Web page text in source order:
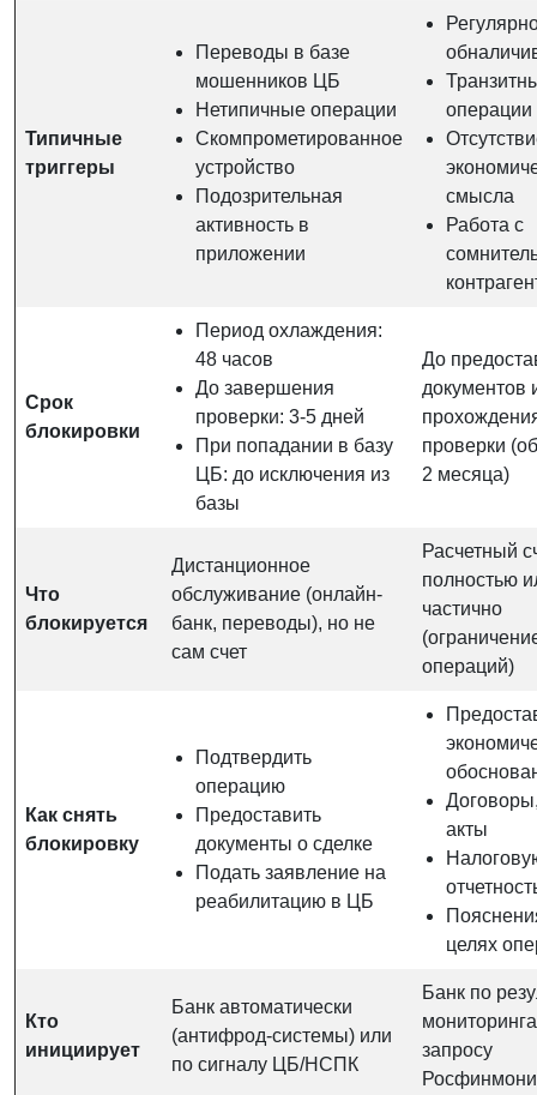
Типичные
триггеры
Переводы в базе
мошенников ЦБ
Нетипичные операции
Скомпрометированное
устройство
Подозрительная
активность в
приложении
операции
смысла
Работа с
Срок
блокировки
Период охлаждения:
48 часов
До завершения
проверки: 3-5 дней
При попадании в базу
ЦБ: до исключения из
базы
До
документов
проверки
2 месяца)
Что
блокируется
Дистанционное
обслуживание (онлайн-
банк, переводы), но не
сам счет
Расчетный
полностью
частично
операций)
Как снять
блокировку
Подтвердить
операцию
Предоставить
документы о сделке
Подать заявление на
реабилитацию в ЦБ
акты
целях
Кто
инициирует
Банк автоматически
(антифрод-системы) или
по сигналу ЦБ/НСПК
Банк по
запросу